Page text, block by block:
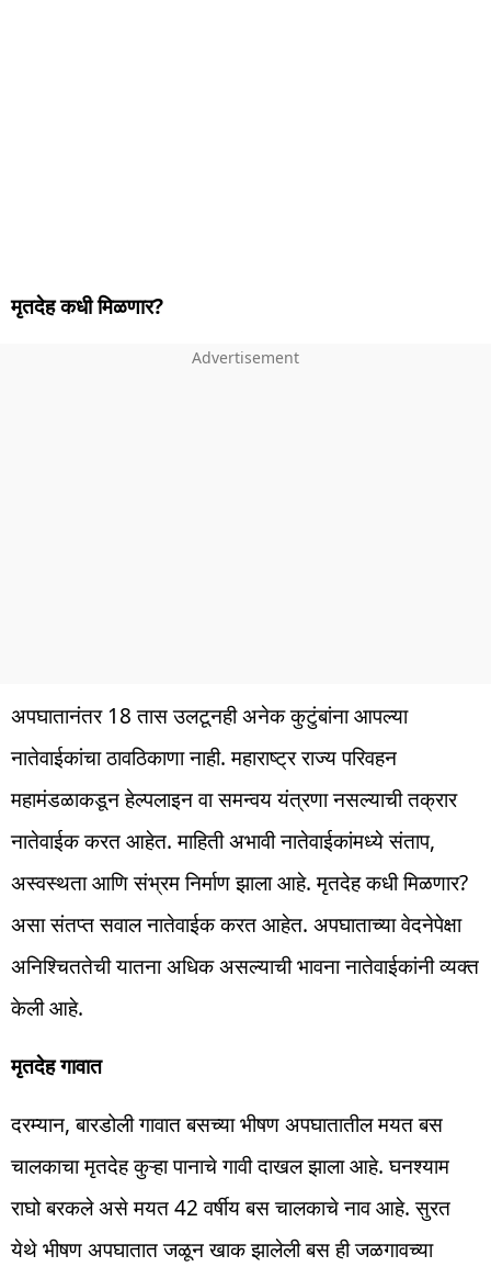
मृतदेह कधी मिळणार?
अपघातानंतर 18 तास उलटूनही अनेक कुटुंबांना आपल्या
नातेवाईकांचा ठावठिकाणा नाही. महाराष्ट्र राज्य परिवहन
महामंडळाकडून हेल्पलाइन वा समन्वय यंत्रणा नसल्याची तक्रार
नातेवाईक करत आहेत. माहिती अभावी नातेवाईकांमध्ये संताप,
अस्वस्थता आणि संभ्रम निर्माण झाला आहे. मृतदेह कधी मिळणार?
असा संतप्त सवाल नातेवाईक करत आहेत. अपघाताच्या वेदनेपेक्षा
अनिश्चिततेची यातना अधिक असल्याची भावना नातेवाईकांनी व्यक्त
केली आहे.
मृतदेह गावात
दरम्यान, बारडोली गावात बसच्या भीषण अपघातातील मयत बस
चालकाचा मृतदेह कुऱ्हा पानाचे गावी दाखल झाला आहे. घनश्याम
राघो बरकले असे मयत 42 वर्षीय बस चालकाचे नाव आहे. सुरत
येथे भीषण अपघातात जळून खाक झालेली बस ही जळगावच्या